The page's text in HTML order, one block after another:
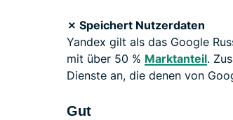
✗ Speichert Nutzerdaten
Yandex gilt als das Google
mit über 50 % Marktanteil.
Dienste an, die denen von
Gut